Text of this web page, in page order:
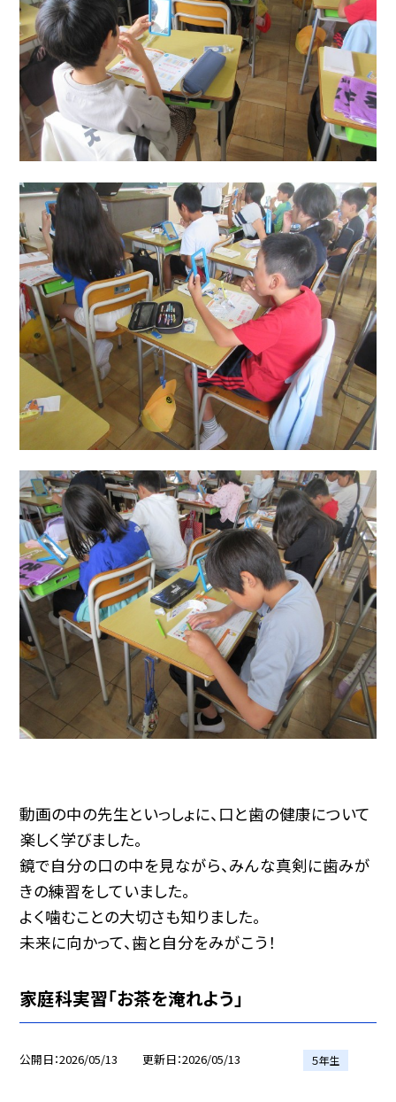
動画の中の先生といっしょに、口と歯の健康について
楽しく学びました。
鏡で自分の口の中を見ながら、みんな真剣に歯みが
きの練習をしていました。
よく噛むことの大切さも知りました。
未来に向かって、歯と自分をみがこう！
家庭科実習「お茶を淹れよう」
公開日 2026/05/13 更新日 2026/05/13 ５年生